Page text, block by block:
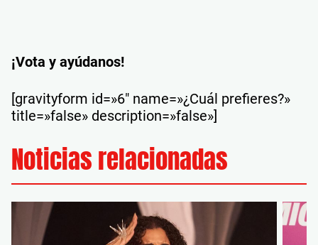
¡Vota y ayúdanos!
[gravityform id=»6″ name=»¿Cuál prefieres?»
title=»false» description=»false»]
Noticias relacionadas